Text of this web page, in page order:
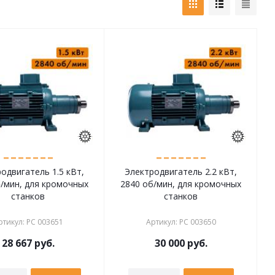
1.5 кВт,
мин, для кромочных
станков
: РС 003651
28 667руб.
Электродвигатель 2.2 кВт,
2840 об/мин, для кромочных
станков
Артикул: РС 003650
30 000руб.